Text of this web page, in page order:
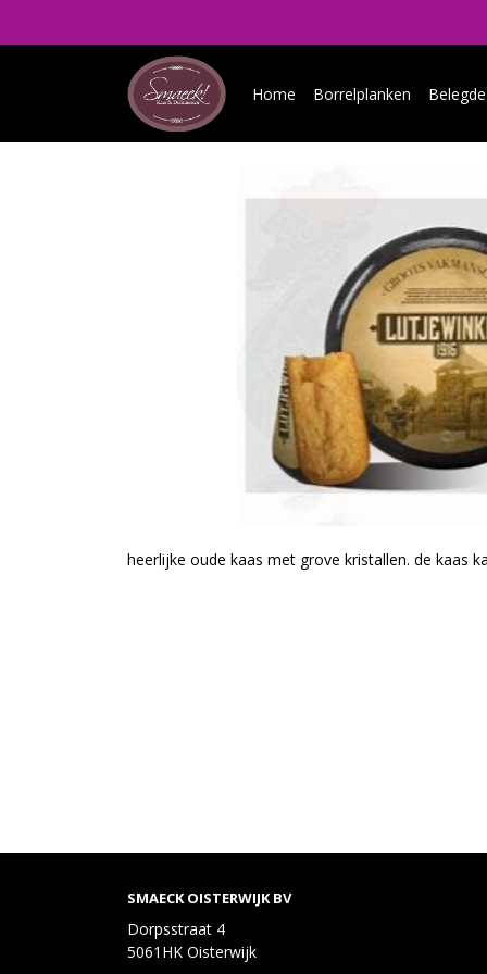
Home Borrelplanken
heerlijke oude kaas met grove kristallen. de kaas
SMAECK OISTERWIJK BV
Dorpsstraat 4
5061HK Oisterwijk